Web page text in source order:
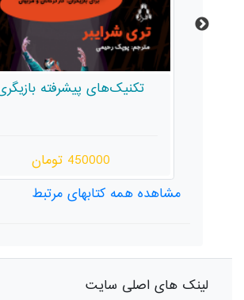
پیکره‌تراشی در زمان
450000 تومان
مشاهده همه کتابهای مرتبط
لینک های اصلی سایت